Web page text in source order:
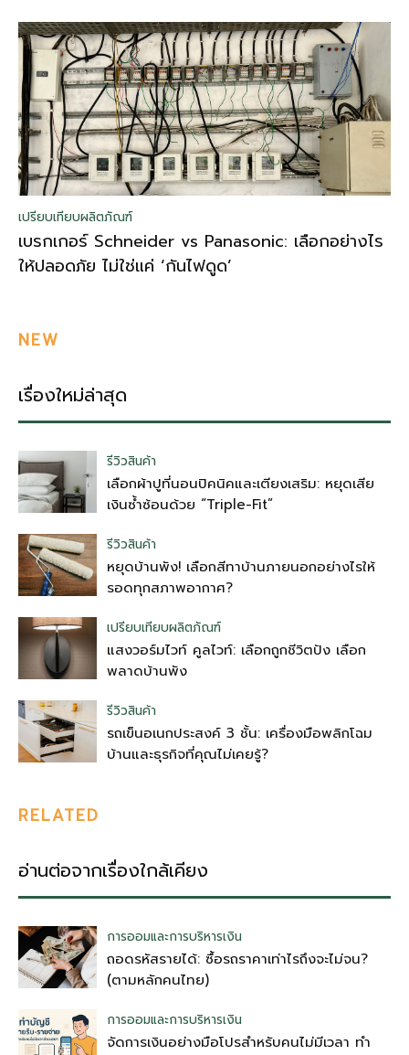
เปรียบเทียบผลิตภัณฑ์
เบรกเกอร์ Schneider vs Panasonic: เลือกอย่างไร
ให้ปลอดภัย ไม่ใช่แค่ ‘กันไฟดูด’
NEW
เรื่องใหม่ล่าสุด
รีวิวสินค้า
เลือกผ้าปูที่นอนปิคนิคและเตียงเสริม: หยุดเสีย
เงินซ้ำซ้อนด้วย “Triple-Fit”
รีวิวสินค้า
หยุดบ้านพัง! เลือกสีทาบ้านภายนอกอย่างไรให้
รอดทุกสภาพอากาศ?
เปรียบเทียบผลิตภัณฑ์
แสงวอร์มไวท์ คูลไวท์: เลือกถูกชีวิตปัง เลือก
พลาดบ้านพัง
รีวิวสินค้า
รถเข็นอเนกประสงค์ 3 ชั้น: เครื่องมือพลิกโฉม
บ้านและธุรกิจที่คุณไม่เคยรู้?
RELATED
อ่านต่อจากเรื่องใกล้เคียง
การออมและการบริหารเงิน
ถอดรหัสรายได้: ซื้อรถราคาเท่าไรถึงจะไม่จน?
(ตามหลักคนไทย)
การออมและการบริหารเงิน
จัดการเงินอย่างมือโปรสำหรับคนไม่มีเวลา ทำ